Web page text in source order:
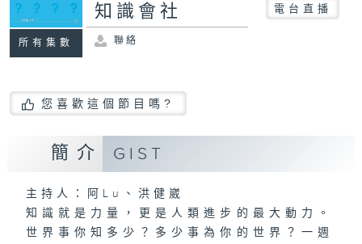
所有集數
知識會社 電台直播
聯絡
您喜歡這個節目嗎?
簡介 GIST
主持人：阿Lu、洪健崴
知識就是力量，更是人類進步的最大動力。
世界事你知多少？多少事為你的世界？一週